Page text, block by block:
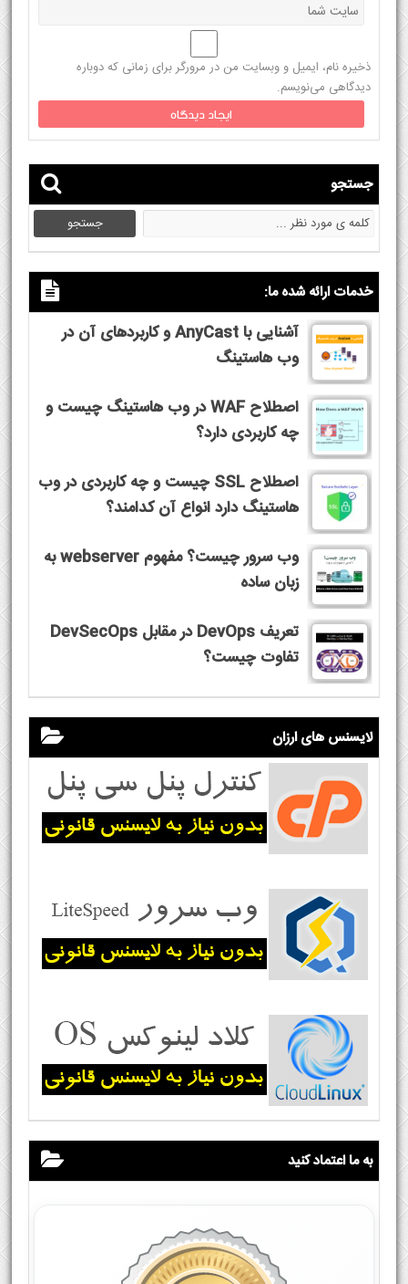
ذخیره نام، ایمیل و وبسایت من در مرورگر برای زمانی که دوباره
دیدگاهی می‌نویسم.
جستجو
خدمات ارائه شده ما:
آشنایی با AnyCast و کاربردهای آن در
وب هاستینگ
اصطلاح WAF در وب هاستینگ چیست و
چه کاربردی دارد؟
اصطلاح SSL چیست و چه کاربردی در وب
هاستینگ دارد انواع آن کدامند؟
وب سرور چیست؟ مفهوم webserver به
زبان ساده
تعریف DevOps در مقابل DevSecOps
تفاوت چیست؟
لایسنس های ارزان
به ما اعتماد کنید